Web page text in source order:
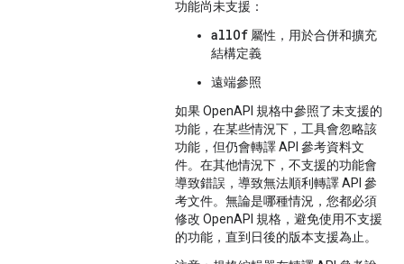
功能尚未支援：
allOf 屬性，用於合併和擴充
結構定義
遠端參照
如果 OpenAPI 規格中參照了未支援的
功能，在某些情況下，工具會忽略該
功能，但仍會轉譯 API 參考資料文
件。在其他情況下，不支援的功能會
導致錯誤，導致無法順利轉譯 API 參
考文件。無論是哪種情況，您都必須
修改 OpenAPI 規格，避免使用不支援
的功能，直到日後的版本支援為止。